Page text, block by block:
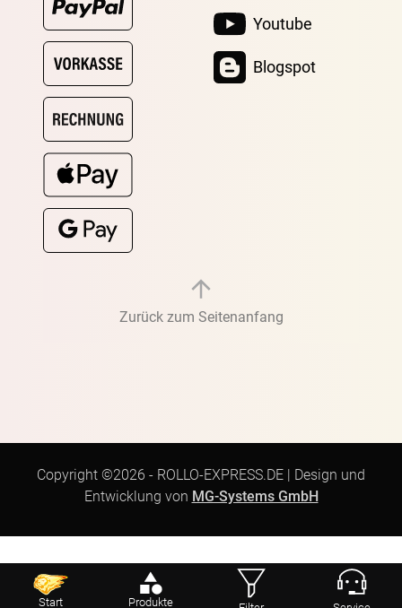
Youtube
Blogspot
Zurück zum Seitenanfang
Copyright ©2026 - ROLLO-EXPRESS.DE | Design und
Entwicklung von MG-Systems GmbH
Start Produkte